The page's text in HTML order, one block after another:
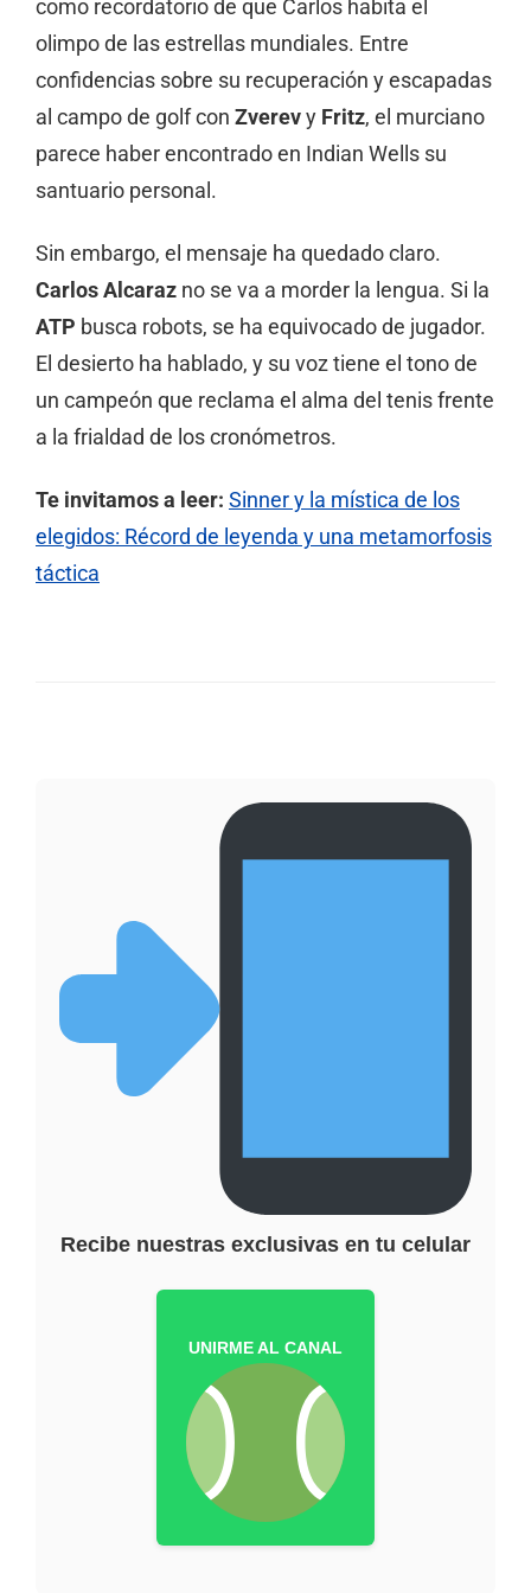
como recordatorio de que Carlos habita el
olimpo de las estrellas mundiales. Entre
confidencias sobre su recuperación y escapadas
al campo de golf con Zverev y Fritz, el murciano
parece haber encontrado en Indian Wells su
santuario personal.
Sin embargo, el mensaje ha quedado claro.
Carlos Alcaraz no se va a morder la lengua. Si la
ATP busca robots, se ha equivocado de jugador.
El desierto ha hablado, y su voz tiene el tono de
un campeón que reclama el alma del tenis frente
a la frialdad de los cronómetros.
Te invitamos a leer: Sinner y la mística de los
elegidos: Récord de leyenda y una metamorfosis
táctica
Recibe nuestras exclusivas en tu celular
UNIRME AL CANAL